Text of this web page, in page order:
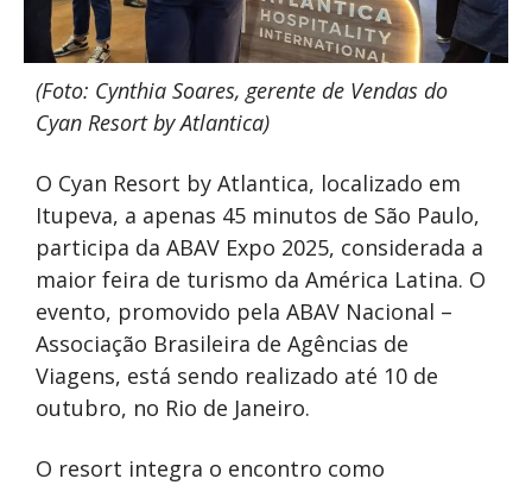
(Foto: Cynthia Soares, gerente de Vendas do
Cyan Resort by Atlantica)
O Cyan Resort by Atlantica, localizado em
Itupeva, a apenas 45 minutos de São Paulo,
participa da ABAV Expo 2025, considerada a
maior feira de turismo da América Latina. O
evento, promovido pela ABAV Nacional –
Associação Brasileira de Agências de
Viagens, está sendo realizado até 10 de
outubro, no Rio de Janeiro.
O resort integra o encontro como